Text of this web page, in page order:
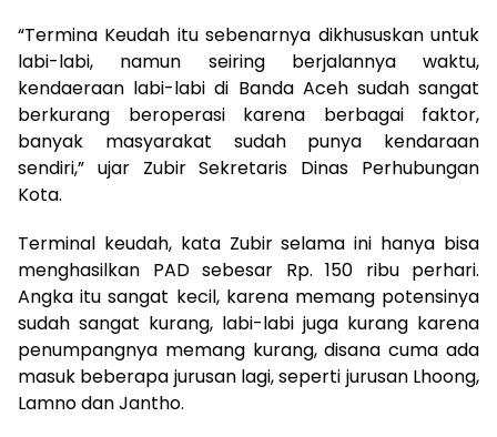
“Termina Keudah itu sebenarnya dikhususkan untuk
labi-labi, namun seiring berjalannya waktu,
kendaeraan labi-labi di Banda Aceh sudah sangat
berkurang beroperasi karena berbagai faktor,
banyak masyarakat sudah punya kendaraan
sendiri,” ujar Zubir Sekretaris Dinas Perhubungan
Kota.
Terminal keudah, kata Zubir selama ini hanya bisa
menghasilkan PAD sebesar Rp. 150 ribu perhari.
Angka itu sangat kecil, karena memang potensinya
sudah sangat kurang, labi-labi juga kurang karena
penumpangnya memang kurang, disana cuma ada
masuk beberapa jurusan lagi, seperti jurusan Lhoong,
Lamno dan Jantho.